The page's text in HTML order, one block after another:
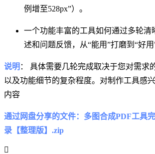
例增至528px”）。
一个功能丰富的工具如何通过多轮清
述和问题反馈，从“能用”打磨到“好用
说明 ： 具体需要几轮完成取决于您对需求
以及功能细节的复杂程度。对制作工具感
内容
通过网盘分享的文件：多图合成PDF工具
录【整理版】.zip